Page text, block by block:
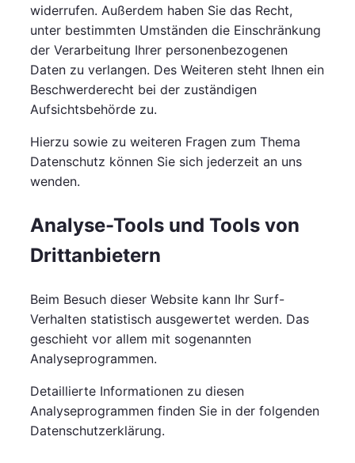
widerrufen. Außerdem haben Sie das Recht,
unter bestimmten Umständen die Einschränkung
der Verarbeitung Ihrer personenbezogenen
Daten zu verlangen. Des Weiteren steht Ihnen ein
Beschwerderecht bei der zuständigen
Aufsichtsbehörde zu.
Hierzu sowie zu weiteren Fragen zum Thema
Datenschutz können Sie sich jederzeit an uns
wenden.
Analyse-Tools und Tools von
Dritt­anbietern
Beim Besuch dieser Website kann Ihr Surf-
Verhalten statistisch ausgewertet werden. Das
geschieht vor allem mit sogenannten
Analyseprogrammen.
Detaillierte Informationen zu diesen
Analyseprogrammen finden Sie in der folgenden
Datenschutzerklärung.